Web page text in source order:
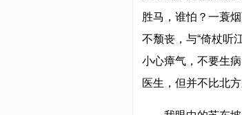
胜马，谁怕？一蓑
不颓丧，与“倚杖听
小心瘴气，不要生
医生，但并不比北